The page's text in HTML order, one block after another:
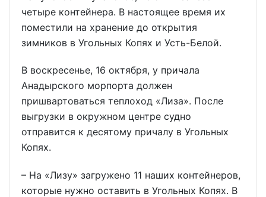
четыре контейнера. В настоящее время их
поместили на хранение до открытия
зимников в Угольных Копях и Усть-Белой.
В воскресенье, 16 октября, у причала
Анадырского морпорта должен
пришвартоваться теплоход «Лиза». После
выгрузки в окружном центре судно
отправится к десятому причалу в Угольных
Копях.
– На «Лизу» загружено 11 наших контейнеров,
которые нужно оставить в Угольных Копях. В